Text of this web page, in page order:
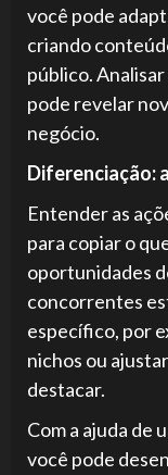
você pode
criando
público.
pode revelar
negócio.
Diferenciação:
Entender as
para copiar o
oportunidades
concorrentes
específico, por
nichos ou
destacar.
Com a ajuda de
você pode